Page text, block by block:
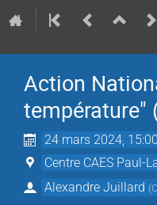
Action
température"
24 mars 2024, 15:00
Centre CAES Paul-
Alexandre Juillard (